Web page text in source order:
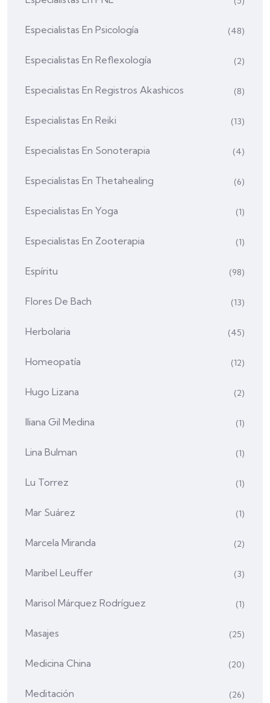
Especialistas En Psicología (48)
Especialistas En Reflexología (2)
Especialistas En Registros Akashicos (8)
Especialistas En Reiki (13)
Especialistas En Sonoterapia (4)
Especialistas En Thetahealing (6)
Especialistas En Yoga (1)
Especialistas En Zooterapia (1)
Espíritu (98)
Flores De Bach (13)
Herbolaria (45)
Homeopatía (12)
Hugo Lizana (2)
Iliana Gil Medina (1)
Lina Bulman (1)
Lu Torrez (1)
Mar Suárez (1)
Marcela Miranda (2)
Maribel Leuffer (3)
Marisol Márquez Rodríguez (1)
Masajes (25)
Medicina China (20)
Meditación (26)